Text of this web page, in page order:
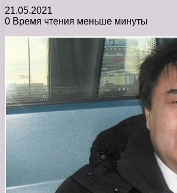
21.05.2021
0 Время чтения меньше минуты